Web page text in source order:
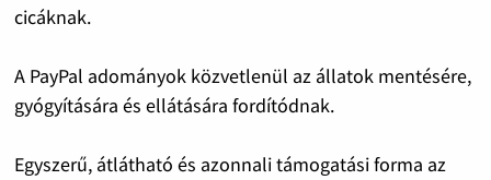
cicáknak.
A PayPal adományok közvetlenül az állatok mentésére,
gyógyítására és ellátására fordítódnak.
Egyszerű, átlátható és azonnali támogatási forma az